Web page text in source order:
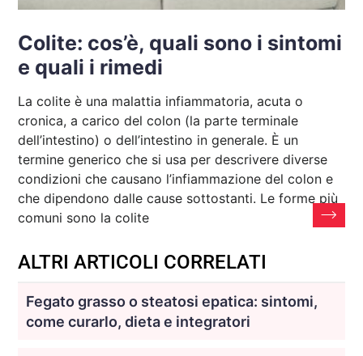
Colite: cos’è, quali sono i sintomi
e quali i rimedi
La colite è una malattia infiammatoria, acuta o
cronica, a carico del colon (la parte terminale
dell’intestino) o dell’intestino in generale. È un
termine generico che si usa per descrivere diverse
condizioni che causano l’infiammazione del colon e
che dipendono dalle cause sottostanti. Le forme più
comuni sono la colite
ALTRI ARTICOLI CORRELATI
Fegato grasso o steatosi epatica: sintomi,
come curarlo, dieta e integratori